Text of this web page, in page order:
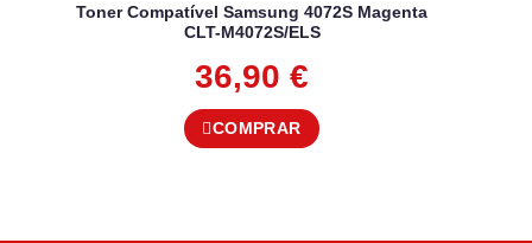
Toner Compatível Samsung 4072S Magenta
CLT-M4072S/ELS
36,90 €
COMPRAR